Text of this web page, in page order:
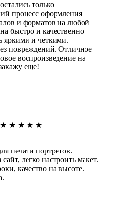
только
процесс оформления
и форматов на любой
быстро и качественно.
яркими и четкими.
повреждений. Отличное
воспроизведение на
еще!
★ ★ ★ ★ ★
печати портретов.
сайт, легко настроить макет.
качество на высоте.